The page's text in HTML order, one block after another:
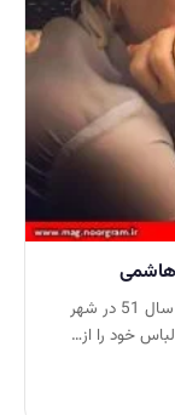
بیوگرافی مهنوش صادقی مهنوش صادقی مرداد ماه سال 51 در شهر
خود را از…